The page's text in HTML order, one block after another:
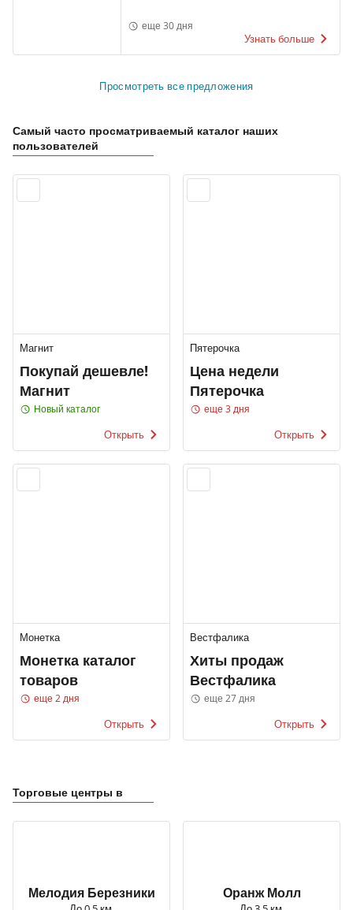
еще 30 дня
Узнать больше
Просмотреть все предложения
Самый часто просматриваемый каталог наших
пользователей
Магнит
Покупай дешевле!
Магнит
Новый каталог
Открыть
Пятерочка
Цена недели
Пятерочка
еще 3 дня
Открыть
Монетка
Монетка каталог
товаров
еще 2 дня
Открыть
Вестфалика
Хиты продаж
Вестфалика
еще 27 дня
Открыть
Торговые центры в
Мелодия Березники Оранж Молл